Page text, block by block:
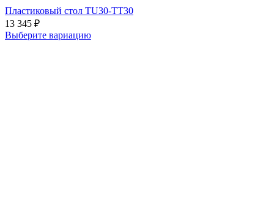
Пластиковый стол TU30-TT30
13 345 ₽
Выберите вариацию